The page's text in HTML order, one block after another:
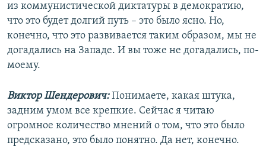
из коммунистической диктатуры в демократию,
что это будет долгий путь – это было ясно. Но,
конечно, что это развивается таким образом, мы не
догадались на Западе. И вы тоже не догадались, по-
моему.
Виктор Шендерович:Понимаете, какая штука,
задним умом все крепкие. Сейчас я читаю
огромное количество мнений о том, что это было
предсказано, это было понятно. Да нет, конечно.